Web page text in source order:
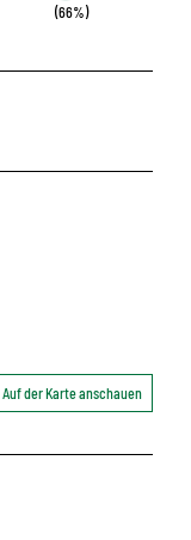
(66%)
Auf der Karte anschauen